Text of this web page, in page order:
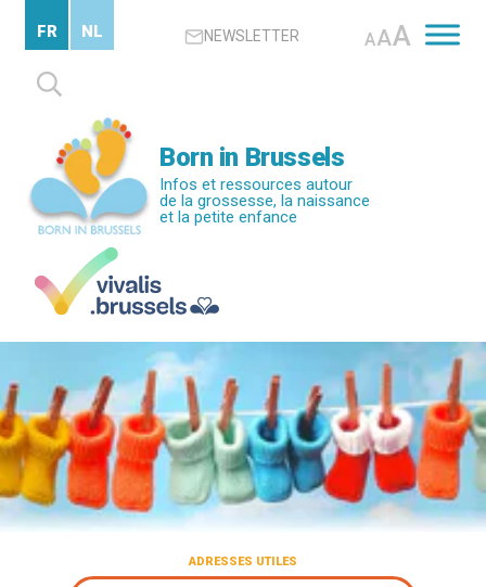
contenu
principal
NEWSLETTER AAA
Rechercher :
FR NL
Born in Brussels
Infos et ressources autour
de la grossesse, la naissance
et la petite enfance
ADRESSES UTILES